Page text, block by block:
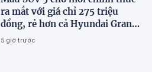
ra mắt với giá chỉ 275 triệu
đồng, rẻ hơn cả Hyundai Grand
i10 và Kia Morning
5 giờ trước